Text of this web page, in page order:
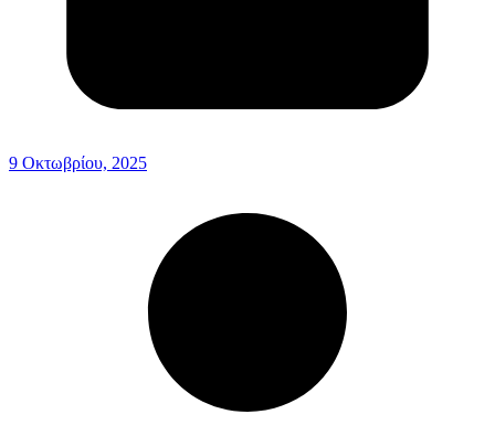
9 Οκτωβρίου, 2025